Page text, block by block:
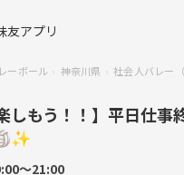
友アプリ
ーボール 神奈川県 社会人バレー
しもう！！】平日仕
〜21:00